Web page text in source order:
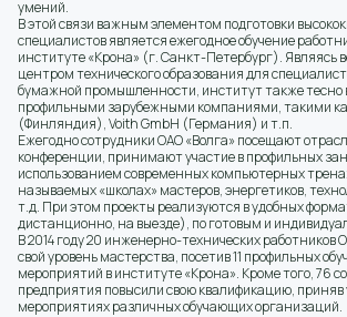
умений.
В этой связи важным элементом подготовки
специалистов является ежегодное обучение
институте «Крона» (г. Санкт-Петербург). Являясь
центром технического образования для
бумажной промышленности, институт также тесно
профильными зарубежными компаниями, такими
(Финляндия), Voith GmbH (Германия) и т.п.
Ежегодно сотрудники ОАО «Волга» посещают
конференции, принимают участие в профильных
использованием современных компьютерных
называемых «школах» мастеров, энергетиков,
т.д. При этом проекты реализуются в удобных
дистанционно, на выезде), по готовым и
В 2014 году 20 инженерно-технических работников
свой уровень мастерства, посетив 11 профильных
мероприятий в институте «Крона». Кроме того, 76
предприятия повысили свою квалификацию, приняв
мероприятиях различных обучающих организаций.